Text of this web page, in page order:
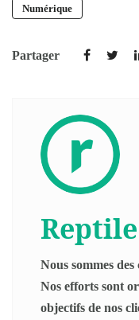
Numérique
Partager
Reptile
Nous sommes
Nos efforts sont
objectifs de nos